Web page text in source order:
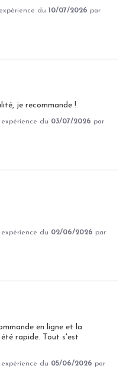
du 10/07/2026 par
je recommande !
du 03/07/2026 par
du 02/06/2026 par
en ligne et la
rapide. Tout s'est
du 05/06/2026 par